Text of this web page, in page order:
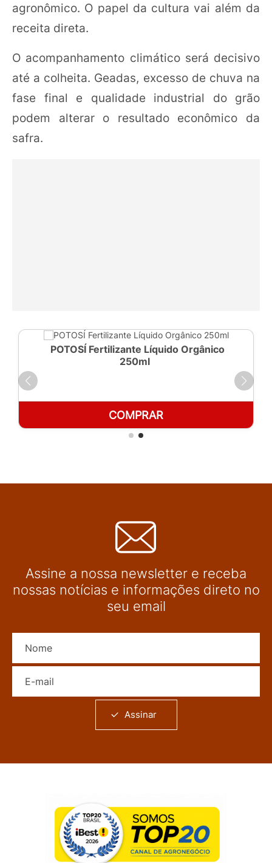
agronômico. O papel da cultura vai além da
receita direta.
O acompanhamento climático será decisivo
até a colheita. Geadas, excesso de chuva na
fase final e qualidade industrial do grão
podem alterar o resultado econômico da
safra.
POTOSÍ Fertilizante Líquido Orgânico
250ml
COMPRAR
Assine a nossa newsletter e receba
nossas notícias e informações direto no
seu email
Assinar